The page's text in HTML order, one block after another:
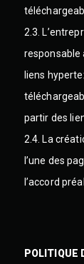
2.3.
responsable
liens
partir des
2.4. La
l’une des
l’accord
POLITIQUE